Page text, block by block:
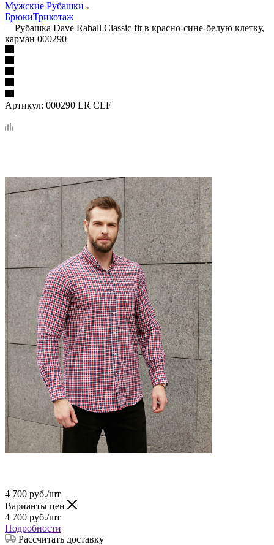
Мужские Рубашки
БрюкиТрикотаж
—Рубашка Dave Raball Classic fit в красно-сине-белую клетку,
карман 000290
Артикул: 000290 LR CLF
4 700 руб./шт
Варианты цен
4 700 руб./шт
Подробности
Рассчитать доставку